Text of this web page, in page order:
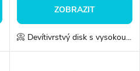
ZOBRAZIT
📀 Devítivrstvý disk s vysokou...